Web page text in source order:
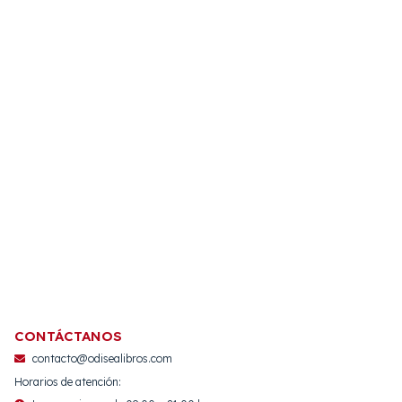
CONTÁCTANOS
contacto@odisealibros.com
Horarios de atención: